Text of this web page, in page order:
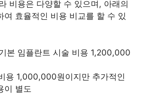
비용은 다양할 수 있으며, 아래의
여 효율적인 비용 비교를 할 수 있
본 임플란트 시술 비용 1,200,000
용 1,000,000원이지만 추가적인
이 별도